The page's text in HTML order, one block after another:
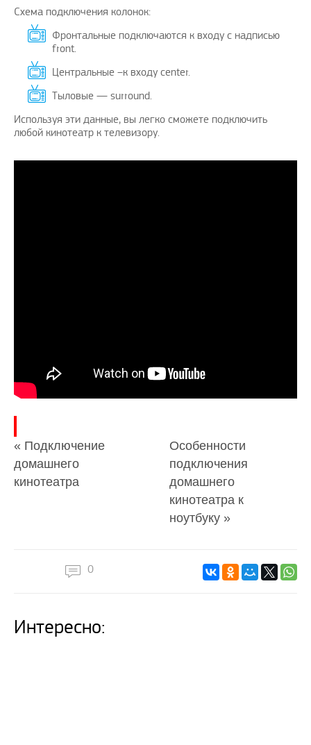
Схема подключения колонок:
Фронтальные подключаются к входу с надписью
front.
Центральные –к входу center.
Тыловые — surround.
Используя эти данные, вы легко сможете подключить
любой кинотеатр к телевизору.
« Подключение
домашнего
кинотеатра
Особенности
подключения
домашнего
кинотеатра к
ноутбуку »
0
Интересно: